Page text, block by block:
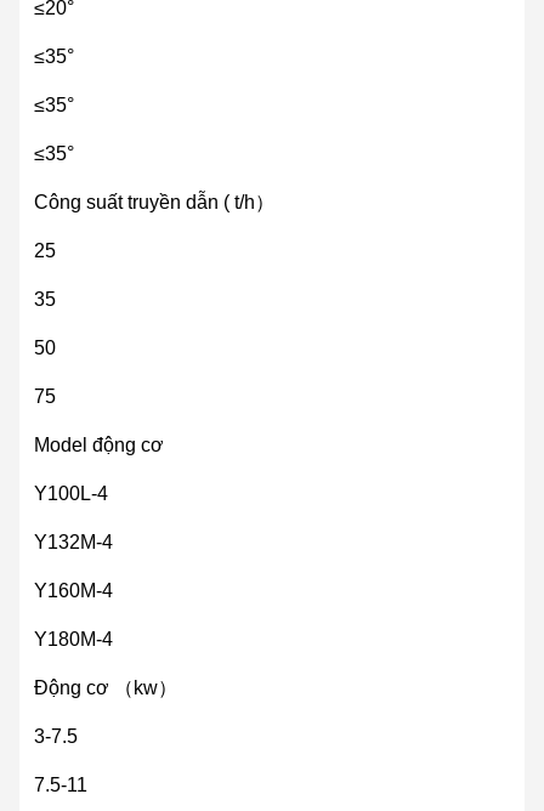
≤20°
≤35°
≤35°
≤35°
Công suất truyền dẫn ( t/h）
25
35
50
75
Model động cơ
Y100L-4
Y132M-4
Y160M-4
Y180M-4
Động cơ （kw）
3-7.5
7.5-11